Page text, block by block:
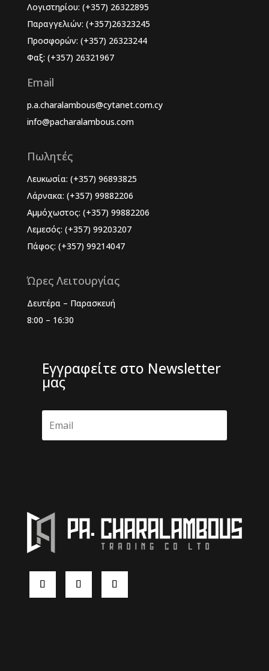
Λογιστηρίου: (+357) 26322895
Παραγγελιών: (+357)26323245
Προσφορών: (+357) 26323244
Φαξ: (+357) 26321967
Email
p.a.charalambous@cytanet.com.cy
info@pacharalambous.com
Πωλητές
Λευκωσία: (+357) 96893825
Λάρνακα: (+357) 99882206
Αμμόχωστος: (+357) 99882206
Λεμεσός: (+357) 99203207
Πάφος: (+357) 99214047
Ώρες Λειτουργίας
Δευτέρα – Παρασκευή
8:00 – 16:30
Εγγραφείτε στο Newsletter
μας